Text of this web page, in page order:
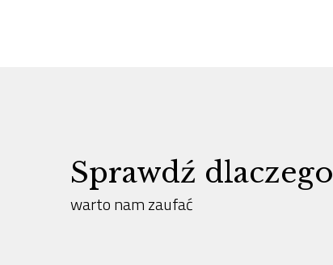
Sprawdź dlaczego
warto nam zaufać